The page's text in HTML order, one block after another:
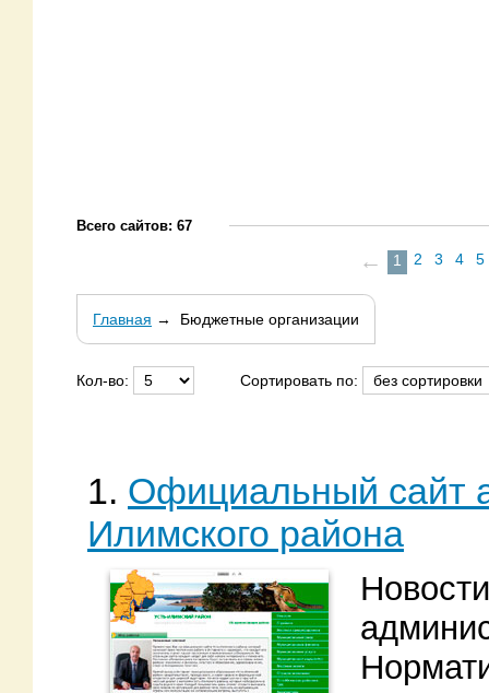
Всего сайтов: 67
← 1 2 3 4 5
Главная → Бюджетные организации
Кол-во: Сортировать по:
1. Официальный сайт
Илимского района